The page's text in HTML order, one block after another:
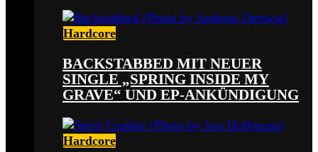
Hardcore
BACKSTABBED MIT NEUER
SINGLE „SPRING INSIDE MY
GRAVE“ UND EP-ANKÜNDIGUNG
Hardcore